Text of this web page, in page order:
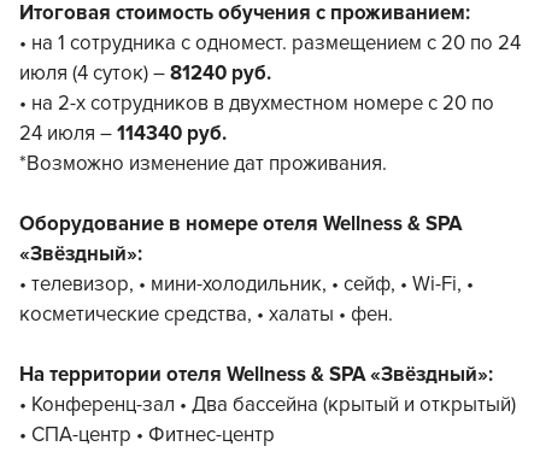
Итоговая стоимость обучения с проживанием:
• на 1 сотрудника с одномест. размещением с 20 по 24
июля (4 суток) – 81240 руб.
• на 2-х сотрудников в двухместном номере с 20 по
24 июля – 114340 руб.
*Возможно изменение дат проживания.
Оборудование в номере отеля Wellness & SPA
«Звёздный»:
• телевизор, • мини-холодильник, • сейф, • Wi-Fi, •
косметические средства, • халаты • фен.
На территории отеля Wellness & SPA «Звёздный»:
• Конференц-зал • Два бассейна (крытый и открытый)
• СПА-центр • Фитнес-центр